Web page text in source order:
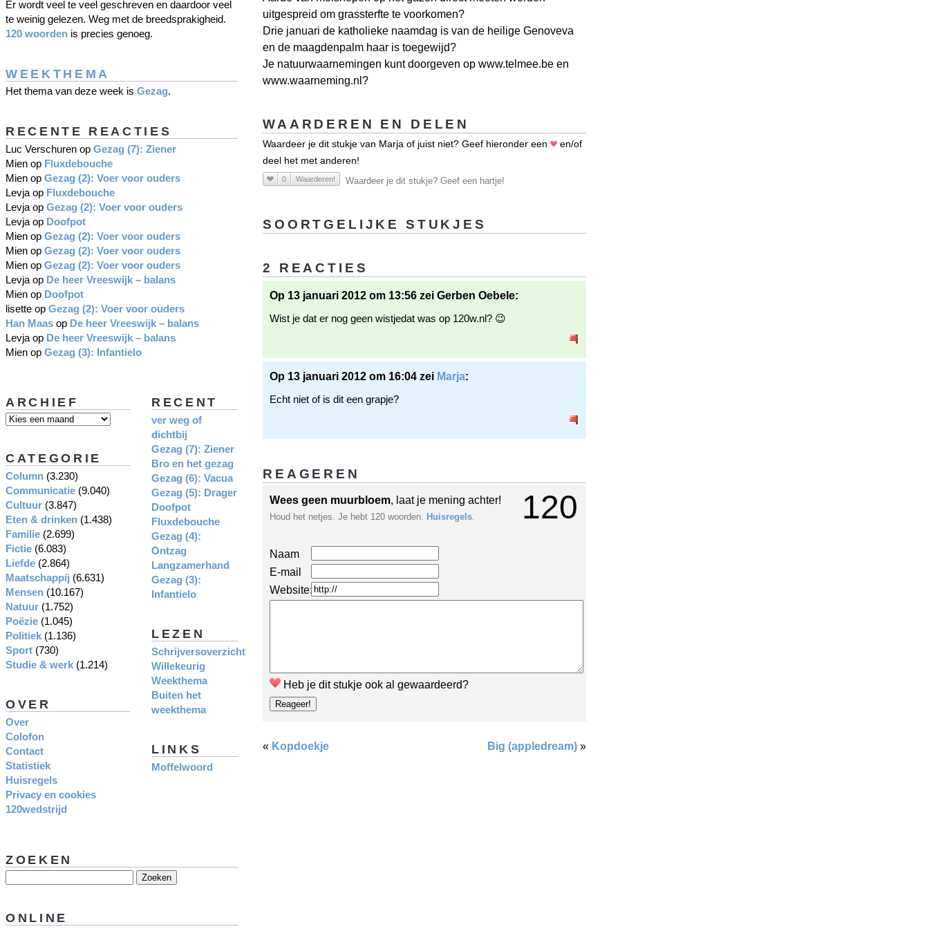
uitgespreid om grassterfte te voorkomen?
Drie januari de katholieke naamdag is van de heilige Genoveva
en de maagdenpalm haar is toegewijd?
Je natuurwaarnemingen kunt doorgeven op www.telmee.be en
www.waarneming.nl?
WAARDEREN EN DELEN
Waardeer je dit stukje van Marja of juist niet? Geef hieronder een
en/of
deel het met anderen!
0 Waarderen! Waardeer je dit stukje? Geef een hartje!
SOORTGELIJKE STUKJES
2 REACTIES
Op 13 januari 2012 om 13:56 zei Gerben Oebele:
Wist je dat er nog geen wistjedat was op 120w.nl? 😉
Op 13 januari 2012 om 16:04 zei Marja:
Echt niet of is dit een grapje?
REAGEREN
120
Wees geen muurbloem, laat je mening achter!
Houd het netjes. Je hebt 120 woorden. Huisregels.
Naam
E-mail
Website:
Heb je dit stukje ook al gewaardeerd?
« Kopdoekje Big (appledream) »
Er wordt veel te veel geschreven en daardoor veel
te weinig gelezen. Weg met de breedsprakigheid.
120 woorden is precies genoeg.
WEEKTHEMA
Het thema van deze week is Gezag.
RECENTE REACTIES
Luc Verschuren op Gezag (7): Ziener
Mien op Fluxdebouche
Mien op Gezag (2): Voer voor ouders
Levja op Fluxdebouche
Levja op Gezag (2): Voer voor ouders
Levja op Doofpot
Mien op Gezag (2): Voer voor ouders
Mien op Gezag (2): Voer voor ouders
Mien op Gezag (2): Voer voor ouders
Levja op De heer Vreeswijk – balans
Mien op Doofpot
lisette op Gezag (2): Voer voor ouders
Han Maas op De heer Vreeswijk – balans
Levja op De heer Vreeswijk – balans
Mien op Gezag (3): Infantielo
RECENT
ver weg of
dichtbij
Gezag (7): Ziener
Bro en het gezag
Gezag (6): Vacua
Gezag (5): Drager
Doofpot
Fluxdebouche
Gezag (4):
Ontzag
Langzamerhand
Gezag (3):
Infantielo
LEZEN
Schrijversoverzicht
Willekeurig
Weekthema
Buiten het
weekthema
LINKS
Moffelwoord
ARCHIEF
CATEGORIE
Column (3.230)
Communicatie (9.040)
Cultuur (3.847)
Eten & drinken (1.438)
Familie (2.699)
Fictie (6.083)
Liefde (2.864)
Maatschappij (6.631)
Mensen (10.167)
Natuur (1.752)
Poëzie (1.045)
Politiek (1.136)
Sport (730)
Studie & werk (1.214)
OVER
Over
Colofon
Contact
Statistiek
Huisregels
Privacy en cookies
120wedstrijd
ZOEKEN
ONLINE